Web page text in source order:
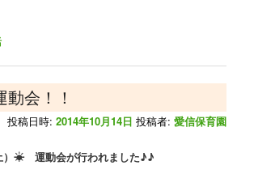
会！！
投稿日時: 2014年10月14日 投稿者: 愛信保育園
土）☀運動会が行われました♪♪